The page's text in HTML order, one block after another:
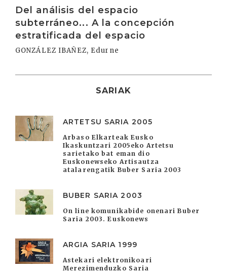
Del análisis del espacio
subterráneo... A la concepción
estratificada del espacio
GONZÁLEZ IBAÑEZ, Edurne
SARIAK
ARTETSU SARIA 2005
Arbaso Elkarteak Eusko
Ikaskuntzari 2005eko Artetsu
sarietako bat eman dio
Euskonewseko Artisautza
atalarengatik Buber Saria 2003
BUBER SARIA 2003
On line komunikabide onenari Buber
Saria 2003. Euskonews
ARGIA SARIA 1999
Astekari elektronikoari
Merezimenduzko Saria